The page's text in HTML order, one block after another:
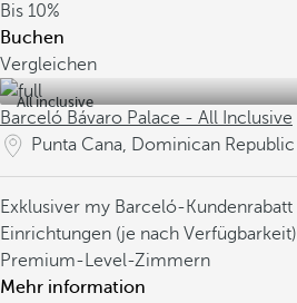
Bis 10%
Buchen
Vergleichen
All inclusive
Barceló Bávaro Palace - All Inclusive
Punta Cana, Dominican Republic
Exklusiver my Barceló-Kundenrabatt
Einrichtungen (je nach Verfügbarkeit)
Premium-Level-Zimmern
Mehr information